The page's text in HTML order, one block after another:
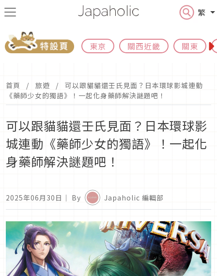
繁
東京 關西近畿 關東
首頁 旅遊
可以跟貓貓還壬氏見面？日本環球影城連動
《藥師少女的獨語》！一起化身藥師解決謎題吧！
可以跟貓貓還壬氏見面？日本環球影
城連動《藥師少女的獨語》！一起化
身藥師解決謎題吧！
2025年06月30日 ｜ By Japaholic 編輯部